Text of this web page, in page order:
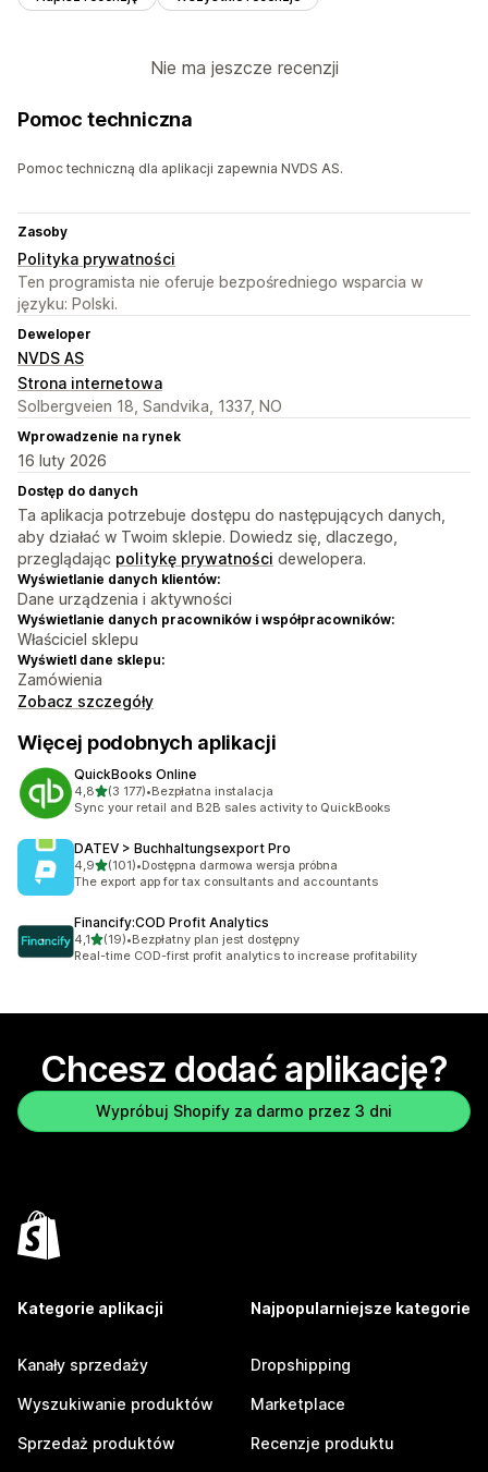
Nie ma jeszcze recenzji
Pomoc techniczna
Pomoc techniczną dla aplikacji zapewnia NVDS AS.
Zasoby
Polityka prywatności
Ten programista nie oferuje bezpośredniego wsparcia w
języku: Polski.
Deweloper
NVDS AS
Strona internetowa
Solbergveien 18, Sandvika, 1337, NO
Wprowadzenie na rynek
16 luty 2026
Dostęp do danych
Ta aplikacja potrzebuje dostępu do następujących danych,
aby działać w Twoim sklepie. Dowiedz się, dlaczego,
przeglądając politykę prywatności dewelopera.
Wyświetlanie danych klientów:
Dane urządzenia i aktywności
Wyświetlanie danych pracowników i współpracowników:
Właściciel sklepu
Wyświetl dane sklepu:
Zamówienia
Zobacz szczegóły
Więcej podobnych aplikacji
QuickBooks Online
4,8na 5 gwiazdek
(3 177)
Łączna liczba recenzji: 3177
•Bezpłatna instalacja
Sync your retail and B2B sales activity to QuickBooks
DATEV > Buchhaltungsexport Pro
4,9na 5 gwiazdek
(101)
Łączna liczba recenzji: 101
•Dostępna darmowa wersja próbna
The export app for tax consultants and accountants
Financify:COD Profit Analytics
4,1na 5 gwiazdek
(19)
Łączna liczba recenzji: 19
•Bezpłatny plan jest dostępny
Real-time COD-first profit analytics to increase profitability
Chcesz dodać aplikację?
Wypróbuj Shopify za darmo przez 3 dni
Kategorie aplikacji
Kanały sprzedaży
Wyszukiwanie produktów
Sprzedaż produktów
Najpopularniejsze kategorie
Dropshipping
Marketplace
Recenzje produktu